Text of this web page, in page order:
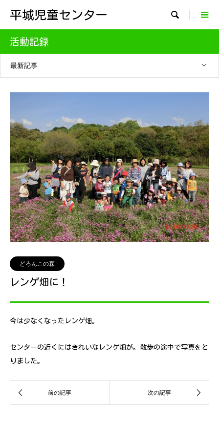
平城児童センター 
活動記録
最新記事
どろんこの森
レンゲ畑に！
今は少なくなったレンゲ畑。
センターの近くにはきれいなレンゲ畑が。散歩の途中で写真をと
りました。